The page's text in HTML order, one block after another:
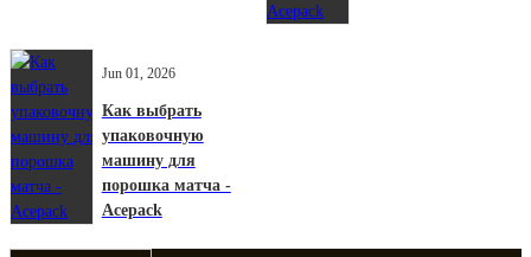
Jun 01, 2026
Как выбрать
упаковочную
машину для
порошка матча -
Acepack